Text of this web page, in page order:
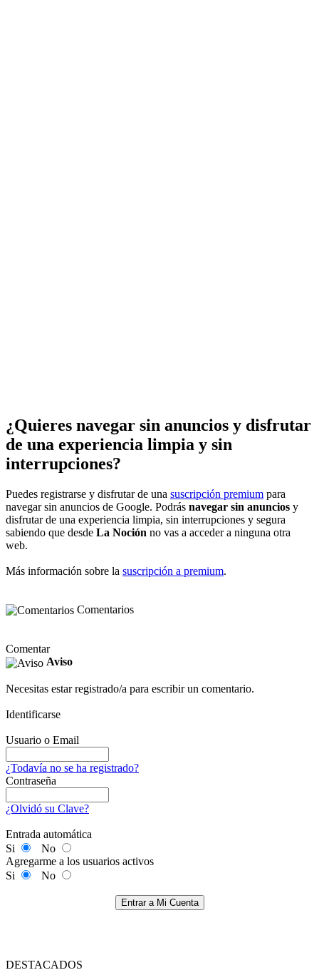
¿Quieres navegar sin anuncios y disfrutar
de una experiencia limpia y sin
interrupciones?
Puedes registrarse y disfrutar de una suscripción premium para
navegar sin anuncios de Google. Podrás navegar sin anuncios y
disfrutar de una experiencia limpia, sin interrupciones y segura
sabiendo que desde La Noción no vas a acceder a ninguna otra
web.
Más información sobre la suscripción a premium.
Comentarios
Comentar
Aviso
Necesitas estar registrado/a para escribir un comentario.
Identificarse
Usuario o Email
¿Todavía no se ha registrado?
Contraseña
¿Olvidó su Clave?
Entrada automática
Si
No
Agregarme a los usuarios activos
Si
No
Entrar a Mi Cuenta
DESTACADOS